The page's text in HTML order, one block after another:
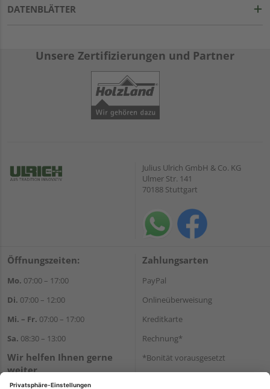
DATENBLÄTTER
Unsere Zertifizierungen und Partner
Julius Ulrich GmbH & Co. KG
Ulmer Str. 141
70188 Stuttgart
Öffnungszeiten:
Mo. 07:00 – 17:00
Di. 07:00 – 12:00
Mi. – Fr. 07:00 – 17:00
Sa. 08:30 – 13:00
Wir helfen Ihnen gerne
weiter
Tel.:+49 711 168520
Zahlungsarten
PayPal
Onlineüberweisung
Kreditkarte
Rechnung*
*Bonität vorausgesetzt
Versand